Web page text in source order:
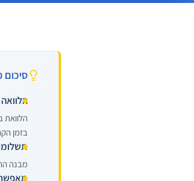
סיכום
הלוואה
בזמן
מבנה